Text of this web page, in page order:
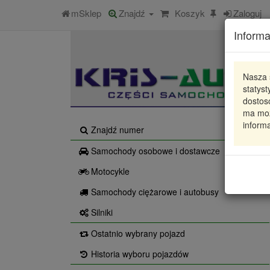
mSklep Znajdź Koszyk Zaloguj
ma
Znajdź numer
Samochody osobowe i dostawcze
Motocykle
Samochody ciężarowe i autobusy
Silniki
Ostatnio wybrany pojazd
Historia wyboru pojazdów